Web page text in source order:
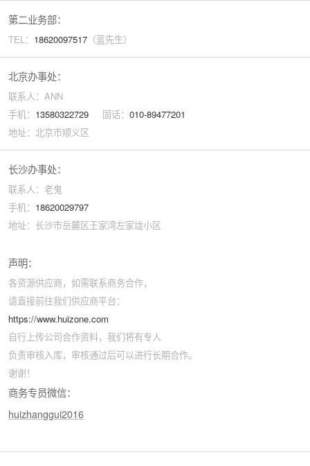
第二业务部：
TEL： 18620097517（蓝先生）
北京办事处：
联系人：ANN
手机： 13580322729固话： 010-89477201
地址：北京市顺义区
长沙办事处：
联系人：老鬼
手机： 18620029797
地址：长沙市岳麓区王家湾左家垅小区
声明：
各资源供应商，如需联系商务合作，
请直接前往我们供应商平台：
https://www.huizone.com
自行上传公司合作资料，我们将有专人
负责审核入库，审核通过后可以进行长期合作。
谢谢！
商务专员微信：
huizhanggui2016